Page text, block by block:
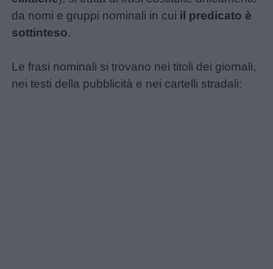
giornate
Giochi
da nomi e gruppi nominali in cui il predicato è
sottinteso.
Le frasi nominali si trovano nei titoli dei giornali,
nei testi della pubblicità e nei cartelli stradali: